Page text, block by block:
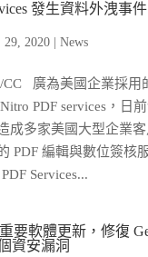
發生資料外洩事
29, 2020| News
CC 廣為美國企業採用
PDF services，日
成多家美國大型企業
PDF 編輯與數位簽
Services...
要軟體更新，修復
資安漏洞